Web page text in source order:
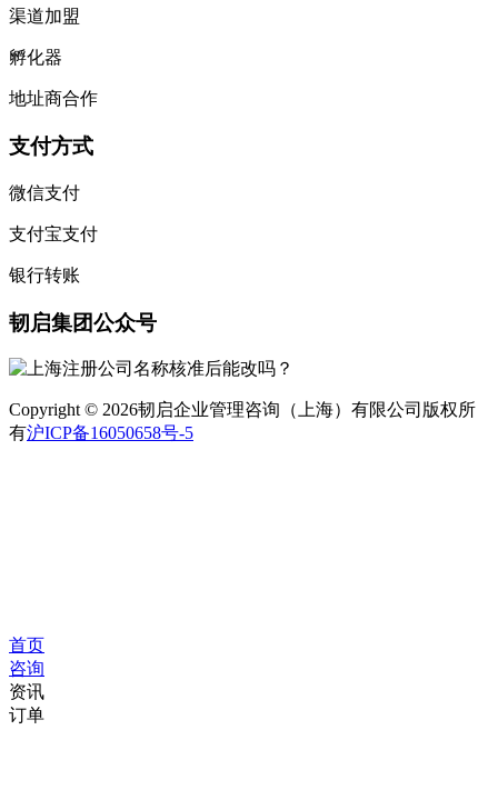
渠道加盟
孵化器
地址商合作
支付方式
微信支付
支付宝支付
银行转账
韧启集团公众号
Copyright © 2026韧启企业管理咨询（上海）有限公司版权所
有沪ICP备16050658号-5
首页
咨询
资讯
订单